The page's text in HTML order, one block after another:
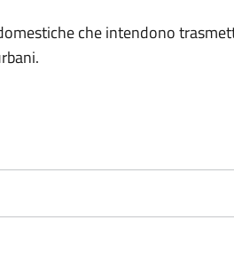
che intendono